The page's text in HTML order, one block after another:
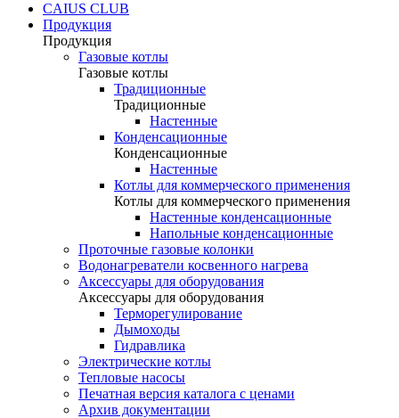
CAIUS CLUB
Продукция
Продукция
Газовые котлы
Газовые котлы
Традиционные
Традиционные
Настенные
Конденсационные
Конденсационные
Настенные
Котлы для коммерческого применения
Котлы для коммерческого применения
Настенные конденсационные
Напольные конденсационные
Проточные газовые колонки
Водонагреватели косвенного нагрева
Аксессуары для оборудования
Аксессуары для оборудования
Терморегулирование
Дымоходы
Гидравлика
Электрические котлы
Тепловые насосы
Печатная версия каталога с ценами
Архив документации